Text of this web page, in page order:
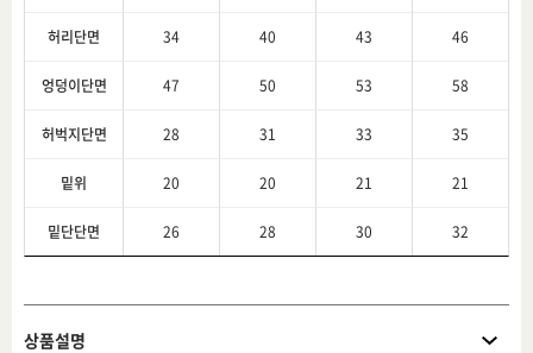
허리단면 34 40 43 46
엉덩이단면 47 50 53 58
허벅지단면 28 31 33 35
밑위 20 20 21 21
밑단단면 26 28 30 32
상품설명